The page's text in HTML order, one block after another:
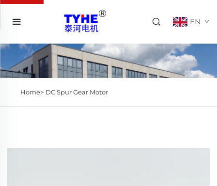
EN
Home> DC Spur Gear Motor